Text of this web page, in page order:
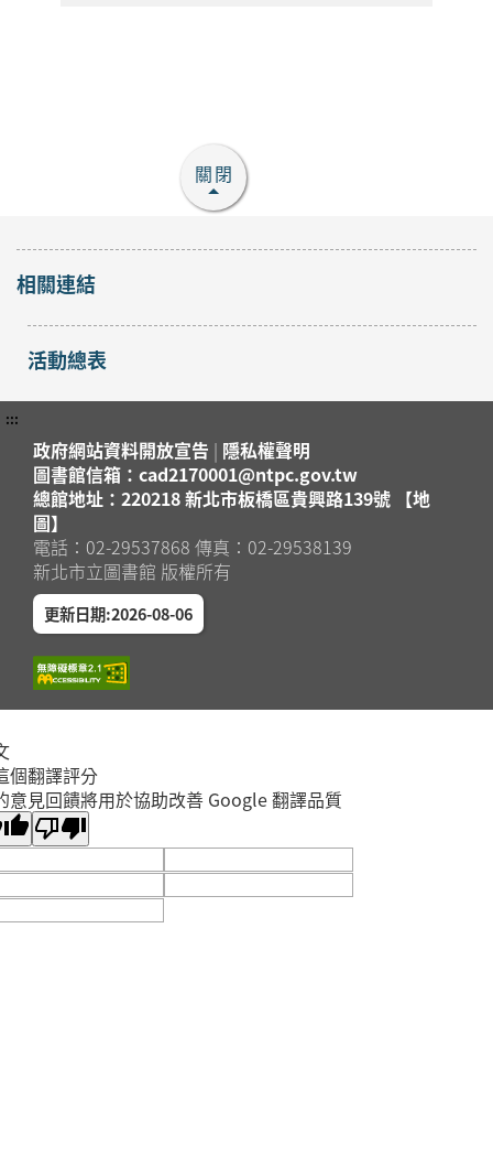
溫暖冒險--科學實驗室
裡的放電章魚》
2026年08月29日
淡水區
《寶貝閱讀大世界--打
2026年08月25日
八里區
【八里龍形圖書閱覽室
嬰幼兒活動】小小工程
師也會蓋房子：黏土
× 結構 × 問題解決
2026年08月22日
八里龍形圖書閱覽室
中和區
中和區民享藝文特區
蘆洲區
真心話：拆解行為背後
的愛與求救」講座
關閉
相關連結
活動總表
:::
政府網站資料開放宣告 | 隱私權聲明
圖書館信箱：cad2170001@ntpc.gov.tw
總館地址：220218 新北市板橋區貴興路139號 【地
圖】
電話：02-29537868 傳真：02-29538139
新北市立圖書館 版權所有
更新日期:2026-08-06
個翻譯評分
意見回饋將用於協助改善 Google 翻譯品質